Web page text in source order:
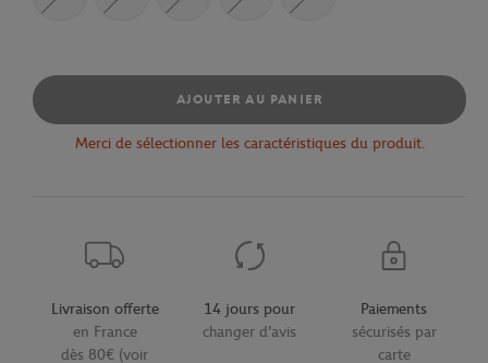
AJOUTER AU PANIER
Merci de sélectionner les caractéristiques du produit.
Livraison offerte
en France
dès 80€ (voir
14 jours pour
changer d'avis
Paiements
sécurisés par
carte